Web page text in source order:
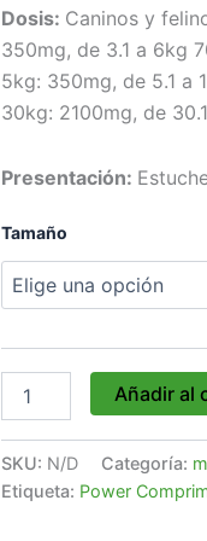
Dosis: Caninos y
350mg, de 3.1 a 6kg
5kg: 350mg, de 5.1 a
30kg: 2100mg, de
Presentación:
Tamaño
Añadir al
SKU: N/D Categoría:
Etiqueta: Power